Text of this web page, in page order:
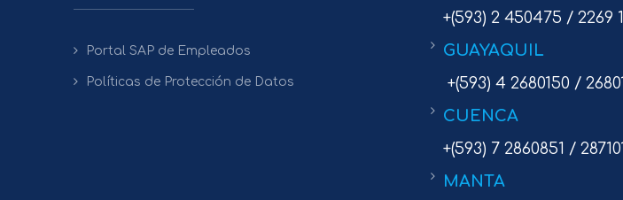
Portal SAP de Empleados
Políticas de Protección de Datos
+(593) 2 450475 / 2269
GUAYAQUIL
+(593) 4 2680150 /
CUENCA
+(593) 7 2860851 /
MANTA